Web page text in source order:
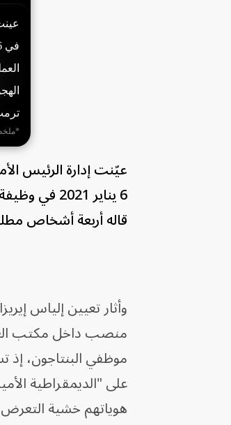
ترمب
عيّنت إدارة الرئيس
6 يناير
قاله أربعة أشخاص
منصب داخل مكتب
موظفي البنتاجون،
على "الديمقراطية
هوياتهم خشية التعرض